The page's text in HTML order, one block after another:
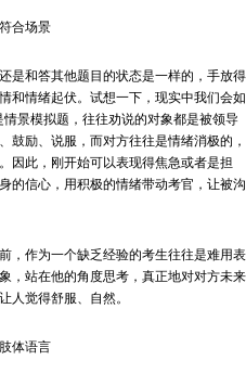
合场景
和答其他题目的状态是一样的，手放得
和情绪起伏。试想一下，现实中我们会如
景模拟题，往往劝说的对象都是被领导
鼓励、说服，而对方往往是情绪消极的，
因此，刚开始可以表现得焦急或者是担
的信心，用积极的情绪带动考官，让被沟
作为一个缺乏经验的考生往往是难用表
，站在他的角度思考，真正地对对方未来
人觉得舒服、自然。
体语言